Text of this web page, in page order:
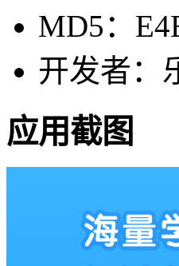
MD5：
开发者：
应用截图